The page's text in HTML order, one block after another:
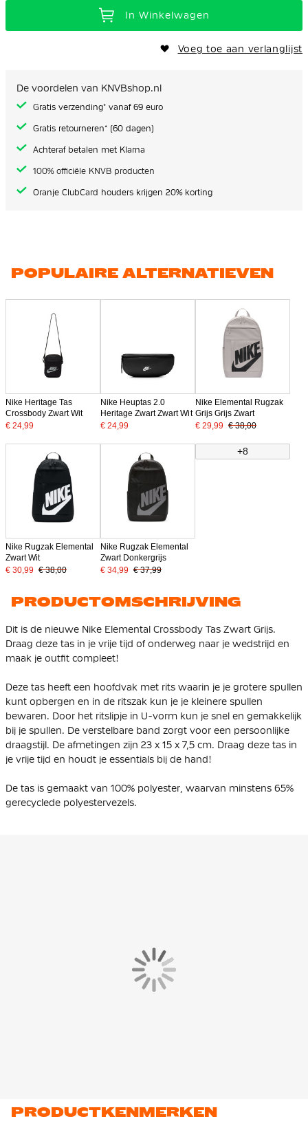
In Winkelwagen
Voeg toe aan verlanglijst
De voordelen van KNVBshop.nl
Gratis verzending* vanaf 69 euro
Gratis retourneren* (60 dagen)
Achteraf betalen met Klarna
100% officiële KNVB producten
Oranje ClubCard houders krijgen 20% korting
POPULAIRE ALTERNATIEVEN
Nike Heritage Tas
Crossbody Zwart Wit
€ 24,99
Nike Heuptas 2.0
Heritage Zwart Zwart Wit
€ 24,99
Nike Elemental Rugzak
Grijs Grijs Zwart
€ 29,99 € 38,00
Nike Rugzak Elemental
Zwart Wit
€ 30,99 € 38,00
Nike Rugzak Elemental
Zwart Donkergrijs
€ 34,99 € 37,99
+8
PRODUCTOMSCHRIJVING
Dit is de nieuwe Nike Elemental Crossbody Tas Zwart Grijs.
Draag deze tas in je vrije tijd of onderweg naar je wedstrijd en
maak je outfit compleet!
Deze tas heeft een hoofdvak met rits waarin je je grotere spullen
kunt opbergen en in de ritszak kun je je kleinere spullen
bewaren. Door het ritslipje in U-vorm kun je snel en gemakkelijk
bij je spullen. De verstelbare band zorgt voor een persoonlijke
draagstijl. De afmetingen zijn 23 x 15 x 7,5 cm. Draag deze tas in
je vrije tijd en houdt je essentials bij de hand!
De tas is gemaakt van 100% polyester, waarvan minstens 65%
gerecyclede polyestervezels.
PRODUCTKENMERKEN